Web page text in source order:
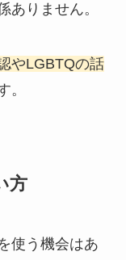
ありません。
やLGBTQの話
。
方
使う機会はあ